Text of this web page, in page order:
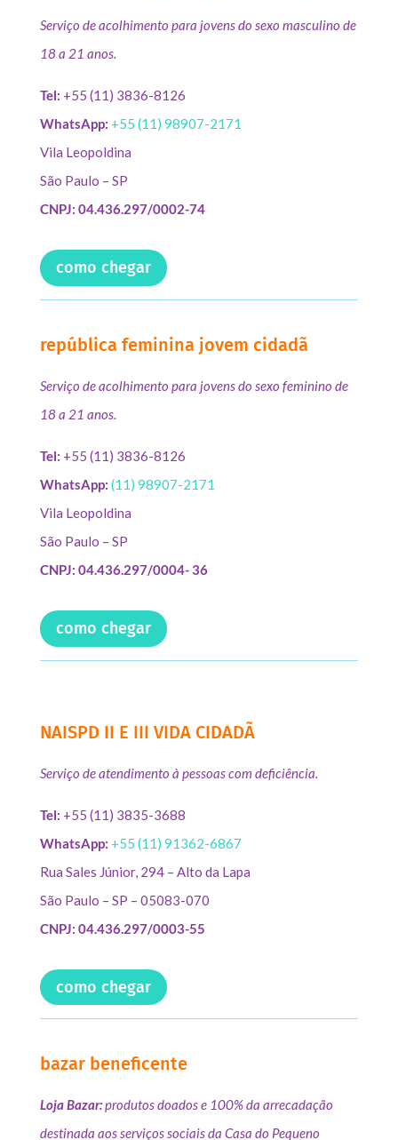
Serviço de acolhimento para jovens do sexo masculino de
18 a 21 anos.
Tel: +55 (11) 3836-8126
WhatsApp: +55 (11) 98907-2171
Vila Leopoldina
São Paulo – SP
CNPJ: 04.436.297/0002-74
como chegar
república feminina jovem cidadã
Serviço de acolhimento para jovens do sexo feminino de
18 a 21 anos.
Tel: +55 (11) 3836-8126
WhatsApp: (11) 98907-2171
Vila Leopoldina
São Paulo – SP
CNPJ: 04.436.297/0004- 36
como chegar
NAISPD II E III VIDA CIDADÃ
Serviço de atendimento à pessoas com deficiência.
Tel: +55 (11) 3835-3688
WhatsApp: +55 (11) 91362-6867
Rua Sales Júnior, 294 – Alto da Lapa
São Paulo – SP – 05083-070
CNPJ: 04.436.297/0003-55
como chegar
bazar beneficente
Loja Bazar:produtos doados e 100% da arrecadação
destinada aos serviços sociais da Casa do Pequeno